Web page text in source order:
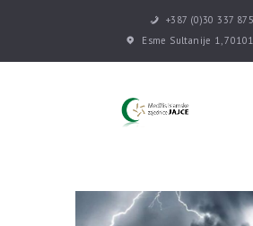
+387 (0)30 337 875
Esme Sultanije 1, 70101
POČETNA
DŽEMATI